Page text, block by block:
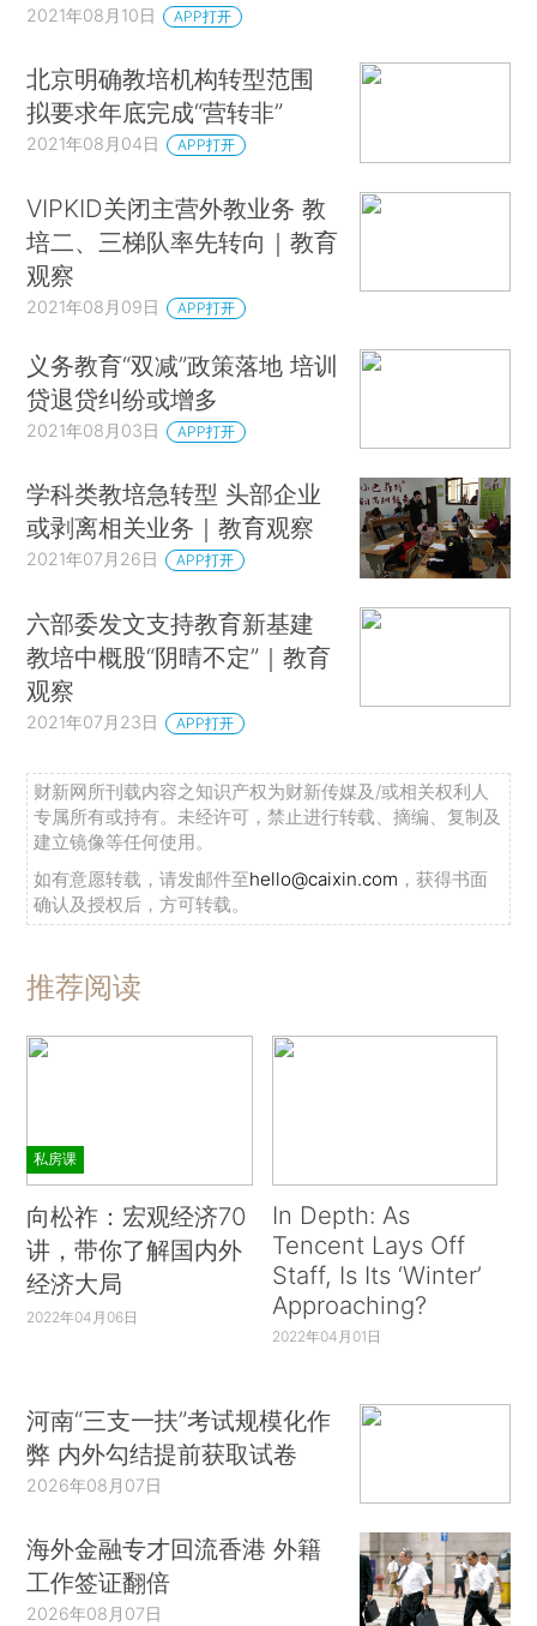
2021年08月10日 APP打开
北京明确教培机构转型范围
拟要求年底完成“营转非”
2021年08月04日 APP打开
VIPKID关闭主营外教业务 教
培二、三梯队率先转向｜教育
观察
2021年08月09日 APP打开
义务教育“双减”政策落地 培训
贷退贷纠纷或增多
2021年08月03日 APP打开
学科类教培急转型 头部企业
或剥离相关业务｜教育观察
2021年07月26日 APP打开
六部委发文支持教育新基建
教培中概股“阴晴不定”｜教育
观察
2021年07月23日 APP打开
财新网所刊载内容之知识产权为财新传媒及/或相关权利人
专属所有或持有。未经许可，禁止进行转载、摘编、复制及
建立镜像等任何使用。
如有意愿转载，请发邮件至hello@caixin.com ，获得书面
确认及授权后，方可转载。
推荐阅读
私房课
向松祚：宏观经济70
讲，带你了解国内外
经济大局
2022年04月06日
In Depth: As
Tencent Lays Off
Staff, Is Its ‘Winter’
Approaching?
2022年04月01日
河南“三支一扶”考试规模化作
弊 内外勾结提前获取试卷
2026年08月07日
海外金融专才回流香港 外籍
工作签证翻倍
2026年08月07日